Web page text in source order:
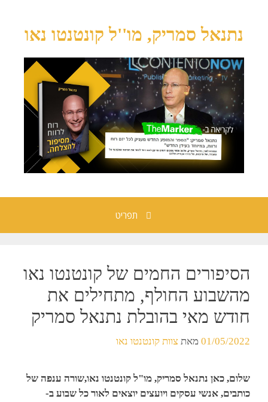
נתנאל סמריק, מו''ל קונטנטו נאו
תפריט
הסיפורים החמים של קונטנטו נאו
מהשבוע החולף, מתחילים את
חודש מאי בהובלת נתנאל סמריק
01/05/2022 מאת צוות קונטנטו נאו
שלום, כאן נתנאל סמריק, מו"ל קונטנטו נאו,שורה ענפה של
כותבים, אנשי עסקים ויועצים יוצאים לאור כל שבוע ב-